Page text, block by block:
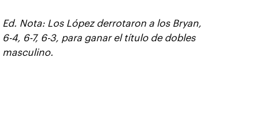
Ed. Nota: Los López derrotaron a los Bryan,
6-4, 6-7, 6-3, para ganar el título de dobles
masculino.